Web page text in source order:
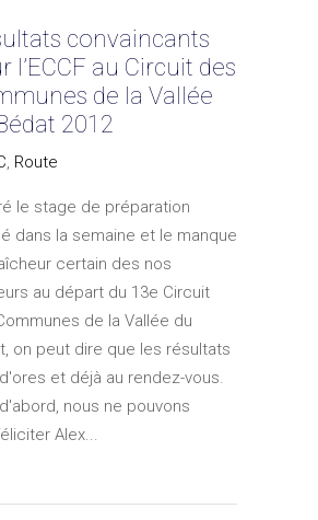
convaincants
l’ECCF au Circuit des
de la Vallée
2012
, Route
le stage de préparation
dans la semaine et le manque
certain des nos
au départ du 13e Circuit
de la Vallée du
on peut dire que les résultats
et déjà au rendez-vous.
nous ne pouvons
Alex...